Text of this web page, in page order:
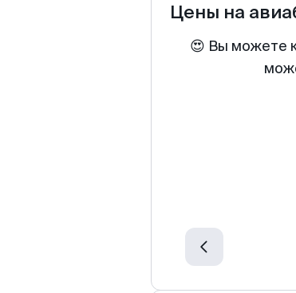
Цены на
😍 Вы можете